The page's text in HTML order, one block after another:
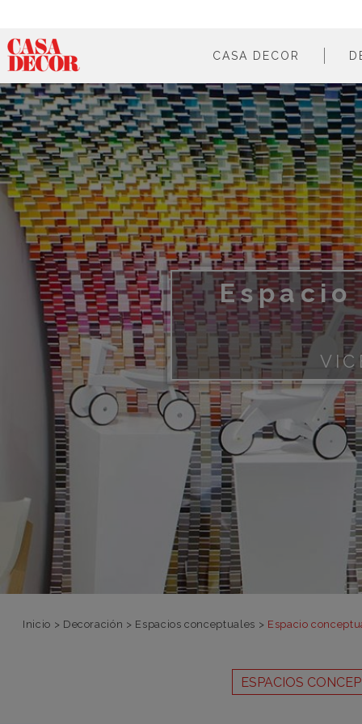
CASA DECOR
¿qué es?
en cifras
cómo participar
en los medios
Inicio > Decoración > Espacios conceptuales > Espacio
ESPACIOS